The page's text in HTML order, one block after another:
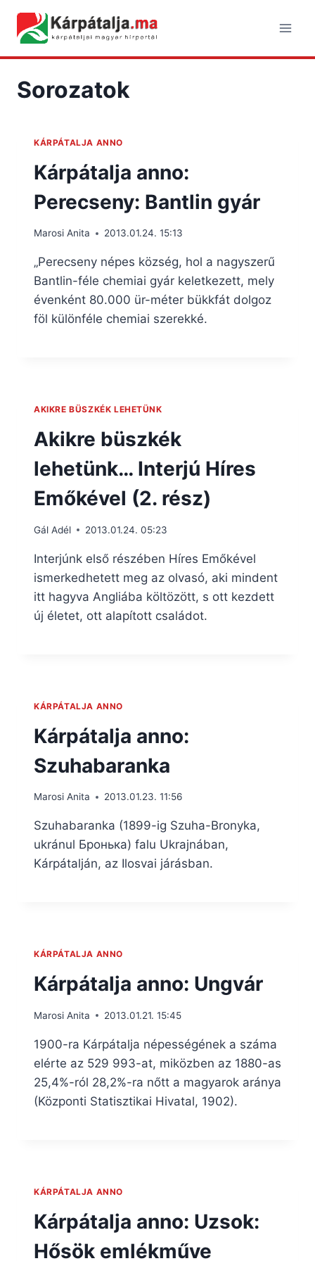
content
Sorozatok
KÁRPÁTALJA ANNO
Kárpátalja anno:
Perecseny: Bantlin gyár
Marosi Anita 2013.01.24. 15:13
„Perecseny népes község, hol a nagyszerű
Bantlin-féle chemiai gyár keletkezett, mely
évenként 80.000 ür-méter bükkfát dolgoz
föl különféle chemiai szerekké.
AKIKRE BÜSZKÉK LEHETÜNK
Akikre büszkék
lehetünk… Interjú Híres
Emőkével (2. rész)
Gál Adél 2013.01.24. 05:23
Interjúnk első részében Híres Emőkével
ismerkedhetett meg az olvasó, aki mindent
itt hagyva Angliába költözött, s ott kezdett
új életet, ott alapított családot.
KÁRPÁTALJA ANNO
Kárpátalja anno:
Szuhabaranka
Marosi Anita 2013.01.23. 11:56
Szuhabaranka (1899-ig Szuha-Bronyka,
ukránul Бронька) falu Ukrajnában,
Kárpátalján, az Ilosvai járásban.
KÁRPÁTALJA ANNO
Kárpátalja anno: Ungvár
Marosi Anita 2013.01.21. 15:45
1900-ra Kárpátalja népességének a száma
elérte az 529 993-at, miközben az 1880-as
25,4%-ról 28,2%-ra nőtt a magyarok aránya
(Központi Statisztikai Hivatal, 1902).
KÁRPÁTALJA ANNO
Kárpátalja anno: Uzsok:
Hősök emlékműve